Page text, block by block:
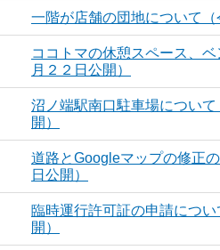
一階が店舗の団地について（
ココトマの休憩スペース、
月２２日公開）
沼ノ端駅南口駐車場につい
開）
道路とGoogleマップの修正
日公開）
臨時運行許可証の申請につ
開）